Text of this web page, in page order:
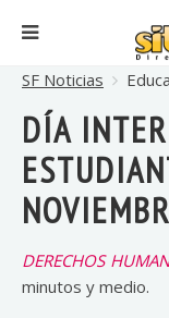
SF Noticias
DÍA
DERECHOS
minutos y medio.